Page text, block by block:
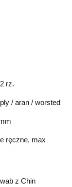
rz.
/ aran / worsted
ręczne, max
z Chin